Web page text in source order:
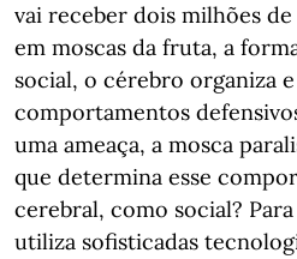
vai receber dois milhões
em moscas da fruta, a
social, o cérebro organiza
comportamentos
uma ameaça, a mosca
que determina esse
cerebral, como social?
utiliza sofisticadas